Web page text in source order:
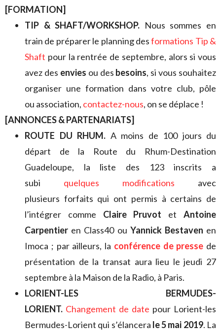
[FORMATION]
TIP & SHAFT/WORKSHOP. Nous sommes en
train de préparer le planning desformations Tip &
Shaft pour la rentrée de septembre, alors si vous
avez des envies ou des besoins, si vous souhaitez
organiser une formation dans votre club, pôle
ou association, contactez-nous, on se déplace !
[ANNONCES & PARTENARIATS]
ROUTE DU RHUM. A moins de 100 jours du
départ de la Route du Rhum-Destination
Guadeloupe, la liste des 123 inscrits a
subi quelques modifications avec
plusieurs forfaits qui ont permis à certains de
l’intégrer comme Claire Pruvot etAntoine
Carpentier en Class40 ou Yannick Bestaven en
Imoca ; par ailleurs, la conférence de presse de
présentation de la transat aura lieu le jeudi 27
septembre à la Maison de la Radio, à Paris.
LORIENT-LES BERMUDES-
LORIENT. Changement de date pour Lorient-les
Bermudes-Lorient qui s’élancera le 5 mai 2019. La